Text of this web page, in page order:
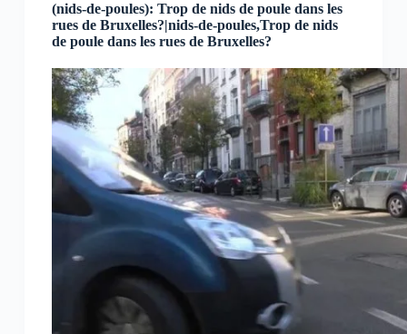
(nids-de-poules): Trop de nids de poule dans les
rues de Bruxelles?|nids-de-poules,Trop de nids
de poule dans les rues de Bruxelles?